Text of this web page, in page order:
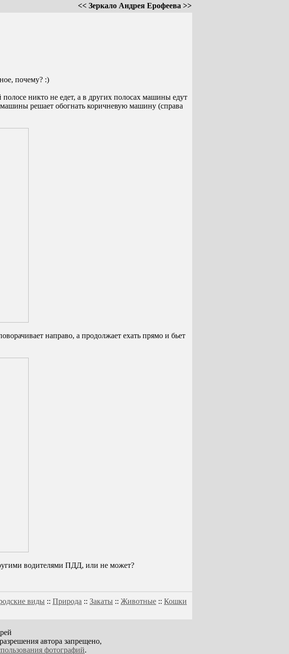
<< Зеркало Андрея Ерофеева >>
почему? :)
никто не едет, а в других полосах машины едут
решает обогнать коричневую машину (справа
направо, а продолжает ехать прямо и бьет
водителями ПДД, или не может?
виды :: Природа :: Закаты :: Животные :: Кошки
автора запрещено,
фотографий.